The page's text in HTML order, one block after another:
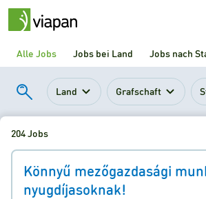
Alle Jobs Jobs bei Land Jobs nach
Land Grafschaft
204 Jobs
Könnyű mezőgazdasági
nyugdíjasoknak!